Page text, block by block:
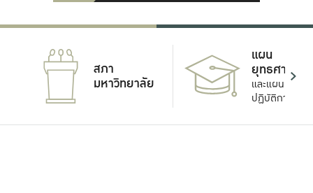
สภา
มหาวิทยาลัย
แผน
ยุทธศาสตร์
และแผน
ปฏิบัติการ